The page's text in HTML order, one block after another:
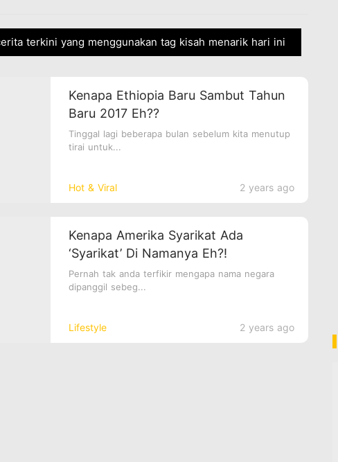
terkini yang menggunakan tag kisah menarik hari ini
Hot & Viral 2 years ago
Kenapa Ethiopia Baru Sambut Tahun
Baru 2017 Eh??
Tinggal lagi beberapa bulan sebelum kita menutup
tirai untuk...
Lifestyle 2 years ago
Kenapa Amerika Syarikat Ada
‘Syarikat’ Di Namanya Eh?!
Pernah tak anda terfikir mengapa nama negara
dipanggil sebeg...